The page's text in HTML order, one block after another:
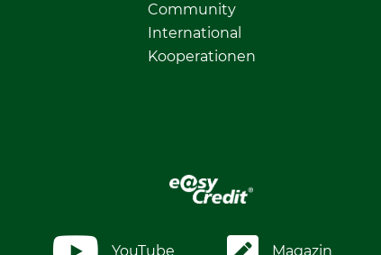
Community
International
Kooperationen
YouTube Magazin